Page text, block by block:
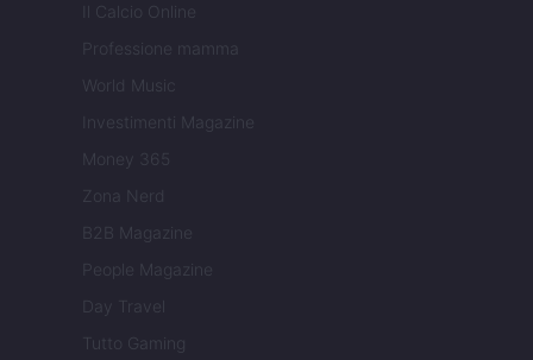
Il Calcio Online
Professione mamma
World Music
Investimenti Magazine
Money 365
Zona Nerd
B2B Magazine
People Magazine
Day Travel
Tutto Gaming